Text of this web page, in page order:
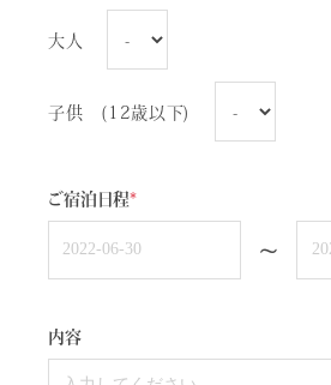
大人
子供 (12歳以下)
ご宿泊日程*
~
内容